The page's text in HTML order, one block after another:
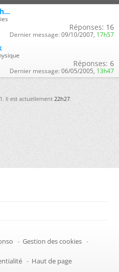
Réponses: 16
Dernier message: 09/10/2007, 17h57
Réponses: 6
Dernier message: 06/05/2005, 13h47
Il est actuellement22h27.
- Gestion des cookies -
- Haut de page